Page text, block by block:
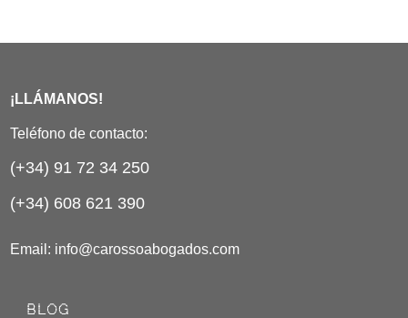
¡LLÁMANOS!
Teléfono de contacto:
(+34) 91 72 34 250
(+34) 608 621 390
Email: info@carossoabogados.com
BLOG